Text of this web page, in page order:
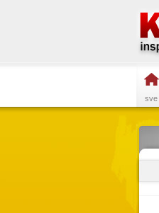
sve